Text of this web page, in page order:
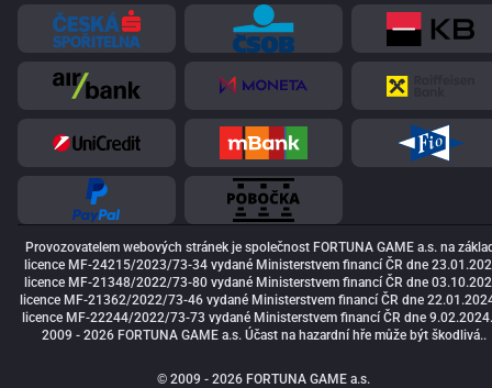
Provozovatelem webových stránek je společnost FORTUNA GAME a.s. na
licence MF-24215/2023/73-34 vydané Ministerstvem financí ČR dne
licence MF-21348/2022/73-80 vydané Ministerstvem financí ČR dne
licence MF-21362/2022/73-46 vydané Ministerstvem financí ČR dne
licence MF-22244/2022/73-73 vydané Ministerstvem financí ČR dne
2009 - 2026 FORTUNA GAME a.s. Účast na hazardní hře může být škodlivá..
© 2009 - 2026 FORTUNA GAME a.s.